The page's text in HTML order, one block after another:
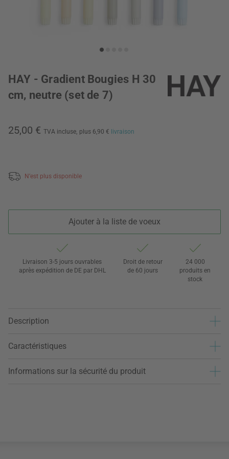
HAY - Gradient Bougies H 30
cm, neutre (set de 7)
25,00 € TVA incluse, plus 6,90 € livraison
N’est plus disponible
Ajouter à la liste de voeux
Livraison 3-5 jours ouvrables
après expédition de DE par DHL
Droit de retour
de 60 jours
24 000
produits en
stock
Description
Caractéristiques
Informations sur la sécurité du produit